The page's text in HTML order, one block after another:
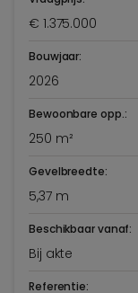
€ 1.375.000
Bouwjaar:
2026
Bewoonbare opp.:
250 m²
Gevelbreedte:
5,37 m
Beschikbaar vanaf:
Bij akte
Referentie: